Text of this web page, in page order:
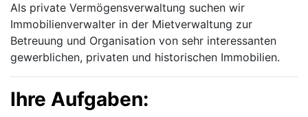
Als private Vermögensverwaltung suchen wir
Immobilienverwalter in der Mietverwaltung zur
Betreuung und Organisation von sehr interessanten
gewerblichen, privaten und historischen Immobilien.
Ihre Aufgaben: